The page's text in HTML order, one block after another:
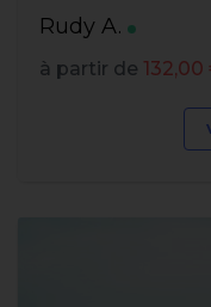
Rudy A.
à partir de 132,00